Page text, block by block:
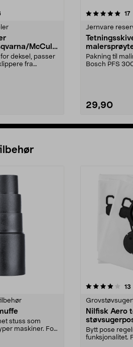
anmeldelser
McCullo
deksel, passer
fra
5 stjerner 17
Jernvare
Pakning til
Bosch PFS
29,90
4.5
stuss som
maskiner. For
5 stjerner 13
Nilfisk Aero
Bytt pose
funksjonalitet.